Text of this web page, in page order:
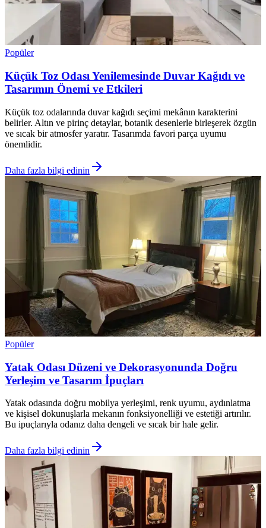
Popüler
Küçük Toz Odası Yenilemesinde Duvar Kağıdı ve
Tasarımın Önemi ve Etkileri
Küçük toz odalarında duvar kağıdı seçimi mekânın karakterini
belirler. Altın ve pirinç detaylar, botanik desenlerle birleşerek özgün
ve sıcak bir atmosfer yaratır. Tasarımda favori parça uyumu
önemlidir.
Daha fazla bilgi edinin
Popüler
Yatak Odası Düzeni ve Dekorasyonunda Doğru
Yerleşim ve Tasarım İpuçları
Yatak odasında doğru mobilya yerleşimi, renk uyumu, aydınlatma
ve kişisel dokunuşlarla mekanın fonksiyonelliği ve estetiği artırılır.
Bu ipuçlarıyla odanız daha dengeli ve sıcak bir hale gelir.
Daha fazla bilgi edinin